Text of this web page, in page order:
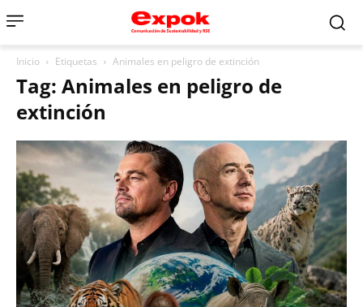
Inicio Etiquetas Animales en peligro de extinción
Tag: Animales en peligro de
extinción